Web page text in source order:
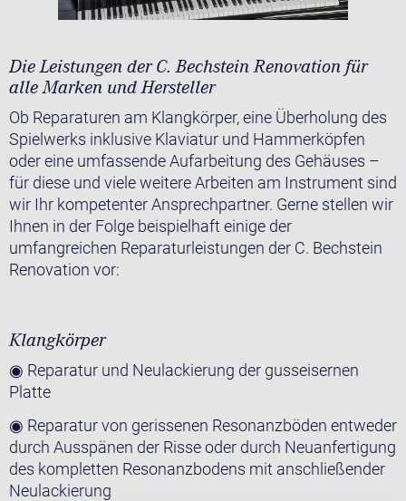
Die Leistungen der C. Bechstein Renovation für
alle Marken und Hersteller
Ob Reparaturen am Klangkörper, eine Überholung des
Spielwerks inklusive Klaviatur und Hammerköpfen
oder eine umfassende Aufarbeitung des Gehäuses –
für diese und viele weitere Arbeiten am Instrument sind
wir Ihr kompetenter Ansprechpartner. Gerne stellen wir
Ihnen in der Folge beispielhaft einige der
umfangreichen Reparaturleistungen der C. Bechstein
Renovation vor:
Klangkörper
◉ Reparatur und Neulackierung der gusseisernen
Platte
◉ Reparatur von gerissenen Resonanzböden entweder
durch Ausspänen der Risse oder durch Neuanfertigung
des kompletten Resonanzbodens mit anschließender
Neulackierung